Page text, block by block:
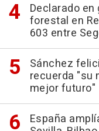
Declarado
forestal en
603 entre
Sánchez
recuerda "su
mejor futuro"
España